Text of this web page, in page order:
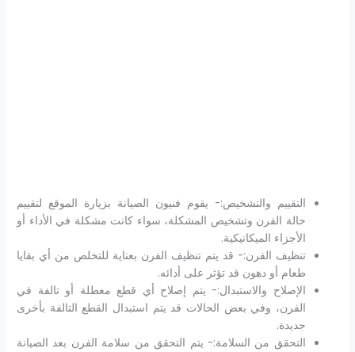
التقييم والتشخيص:- يقوم فنيون الصيانة بزيارة الموقع لتقييم
حالة الفرن وتشخيص المشكلة، سواء كانت مشكلة في الأداء أو
الأجزاء الميكانيكية.
تنظيف الفرن:- قد يتم تنظيف الفرن بعناية للتخلص من أي بقايا
طعام أو دهون قد تؤثر على أدائه.
الإصلاح والاستبدال:- يتم إصلاح أي قطع معطلة أو تالفة في
الفرن، وفي بعض الحالات قد يتم استبدال القطع التالفة بأخرى
جديدة.
التحقق من السلامة:- يتم التحقق من سلامة الفرن بعد الصيانة